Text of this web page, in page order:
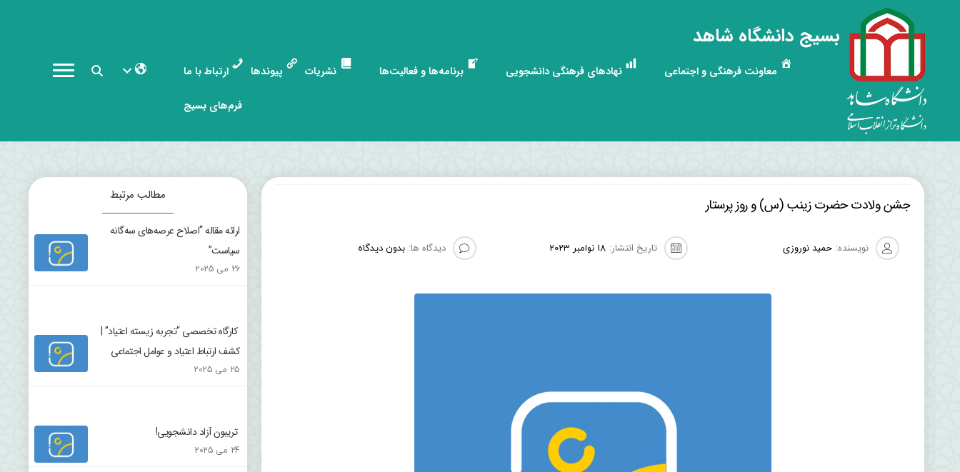
بسیج دانشگاه شاهد
معاونت فرهنگی و اجتماعی نهادهای فرهنگی دانشجویی برنامه‌ها و فعالیت‌ها نشریات پیوندها ارتباط با ما
فرم‌های بسیج
جشن ولادت حضرت زینب (س) و روز پرستار
نویسنده: حمید نوروزی تاریخ انتشار: 18 نوامبر 2023 دیدگاه ها: بدون دیدگاه
مطالب مرتبط
ارائه مقاله “اصلاح عرصه‌های سه‌گانه
سیاست”
26 می 2025
کارگاه تخصصی “تجربه زیسته اعتیاد” |
کشف ارتباط اعتیاد و عوامل اجتماعی
25 می 2025
تریبون آزاد دانشجویی!
24 می 2025